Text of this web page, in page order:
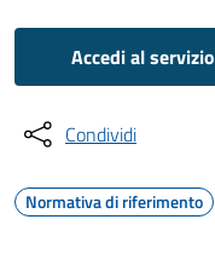
Accedi al servizio
Condividi
Normativa di riferimento